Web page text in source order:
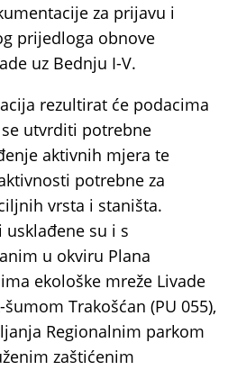
za prijavu i
prijedloga obnove
uz Bednju I-V.
rezultirat će podacima
utvrditi potrebne
aktivnih mjera te
potrebne za
vrsta i staništa.
su i s
u okviru Plana
ekološke mreže Livade
Trakošćan (PU 055),
Regionalnim parkom
zaštićenim